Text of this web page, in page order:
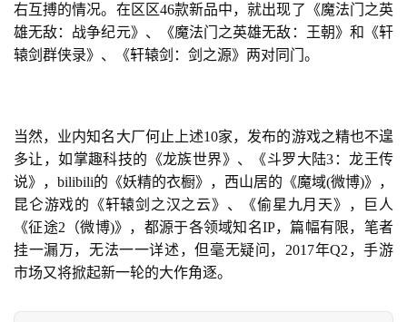
右互搏的情况。在区区46款新品中，就出现了《魔法门之英
雄无敌：战争纪元》、《魔法门之英雄无敌：王朝》和《轩
辕剑群侠录》、《轩辕剑：剑之源》两对同门。
当然，业内知名大厂何止上述10家，发布的游戏之精也不遑
多让，如掌趣科技的《龙族世界》、《斗罗大陆3：龙王传
说》，bilibili的《妖精的衣橱》，西山居的《魔域(微博)》，
昆仑游戏的《轩辕剑之汉之云》、《偷星九月天》，巨人
《征途2（微博)》，都源于各领域知名IP，篇幅有限，笔者
挂一漏万，无法一一详述，但毫无疑问，2017年Q2，手游
市场又将掀起新一轮的大作角逐。